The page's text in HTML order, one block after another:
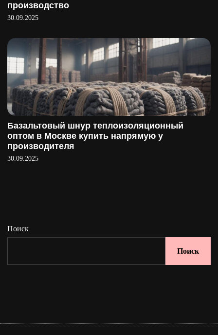
производство
30.09.2025
Базальтовый шнур теплоизоляционный
оптом в Москве купить напрямую у
производителя
30.09.2025
Поиск
Поиск